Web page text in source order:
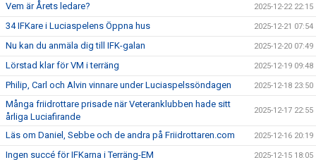
Vem är Årets ledare? 2025-12-22 22:15
34 IFKare i Luciaspelens Öppna hus 2025-12-21 07:54
Nu kan du anmäla dig till IFK-galan 2025-12-20 07:49
Lörstad klar för VM i terräng 2025-12-19 09:48
Philip, Carl och Alvin vinnare under Luciaspelssöndagen 2025-12-18 23:50
Många friidrottare prisade när Veteranklubben hade sitt
årliga Luciafirande
2025-12-17 22:55
Läs om Daniel, Sebbe och de andra på Friidrottaren.com 2025-12-16 20:19
Ingen succé för IFKarna i Terräng-EM 2025-12-15 18:05